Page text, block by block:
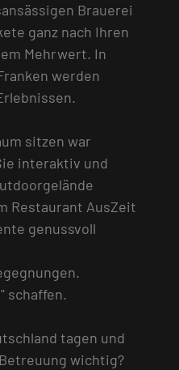
Brauerei
ganz nach Ihren
Mehrwert. In
werden
sitzen war
interaktiv und
Restaurant AusZeit
genussvoll
schaffen.
tagen und
wichtig?